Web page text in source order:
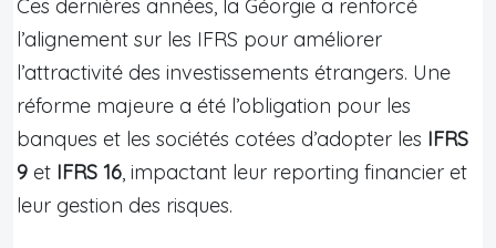
Ces dernières années, la Géorgie a renforcé
l’alignement sur les IFRS pour améliorer
l’attractivité des investissements étrangers. Une
réforme majeure a été l’obligation pour les
banques et les sociétés cotées d’adopter les IFRS
9 et IFRS 16, impactant leur reporting financier et
leur gestion des risques.